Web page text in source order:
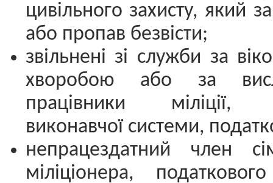
цивільного захисту, який
або пропав безвісти;
звільнені зі служби за
хворобою або за
працівники міліції,
виконавчої системи,
непрацездатний член
міліціонера,